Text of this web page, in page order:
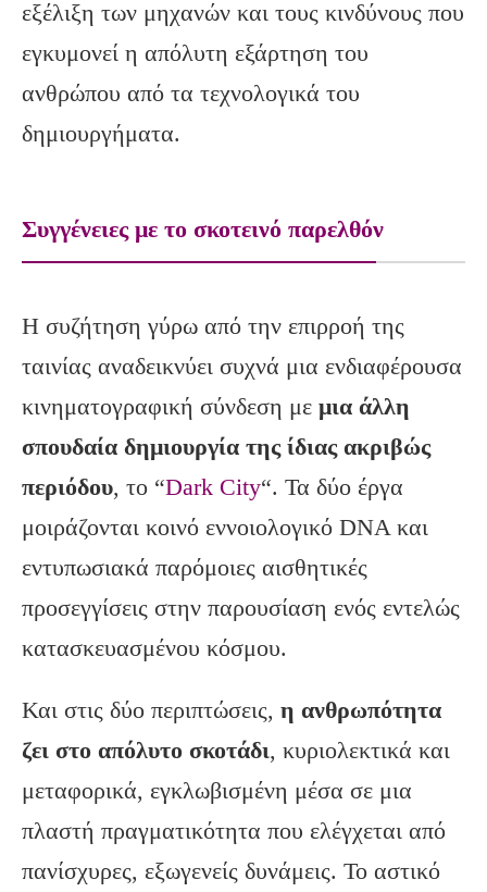
εξέλιξη των μηχανών και τους κινδύνους που
εγκυμονεί η απόλυτη εξάρτηση του
ανθρώπου από τα τεχνολογικά του
δημιουργήματα.
Συγγένειες με το σκοτεινό παρελθόν
Η συζήτηση γύρω από την επιρροή της
ταινίας αναδεικνύει συχνά μια ενδιαφέρουσα
κινηματογραφική σύνδεση με μια άλλη
σπουδαία δημιουργία της ίδιας ακριβώς
περιόδου, το “Dark City“. Τα δύο έργα
μοιράζονται κοινό εννοιολογικό DNA και
εντυπωσιακά παρόμοιες αισθητικές
προσεγγίσεις στην παρουσίαση ενός εντελώς
κατασκευασμένου κόσμου.
Και στις δύο περιπτώσεις, η ανθρωπότητα
ζει στο απόλυτο σκοτάδι, κυριολεκτικά και
μεταφορικά, εγκλωβισμένη μέσα σε μια
πλαστή πραγματικότητα που ελέγχεται από
πανίσχυρες, εξωγενείς δυνάμεις. Το αστικό